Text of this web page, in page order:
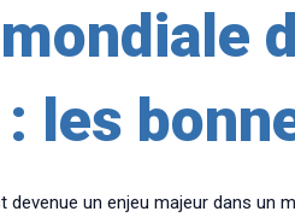
les
devenue un enjeu majeur dans un